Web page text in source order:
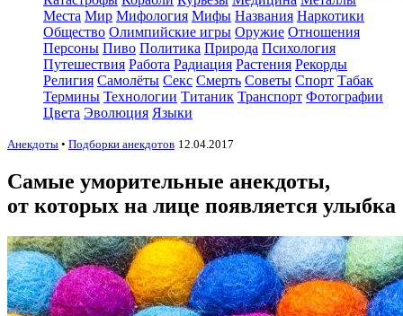
Места Мир Мифология Мифы Названия Наркотики
Общество Олимпийские игры Оружие Отношения
Персоны Пиво Политика Природа Психология
Путешествия Работа Радиация Растения Рекорды
Религия Самолёты Секс Смерть Советы Спорт Табак
Термины Технологии Титаник Транспорт Фотографии
Цвета Эволюция Языки
Анекдоты • Подборки анекдотов 12.04.2017
Самые уморительные анекдоты,
от которых на лице появляется улыбка